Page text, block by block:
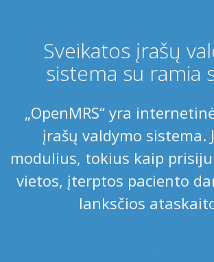
Sveikatos įrašų
sistema su ramia
„OpenMRS“ yra
įrašų valdymo sistema.
modulius, tokius kaip
vietos, įterptos paciento
lanksčios